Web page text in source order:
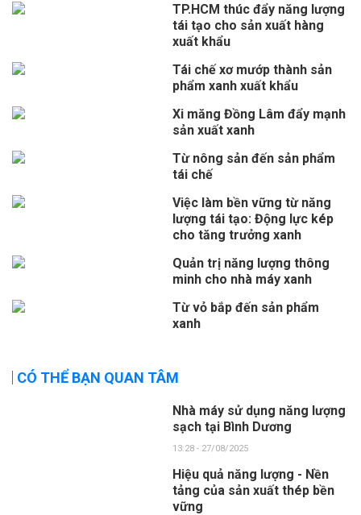
TP.HCM thúc đẩy năng lượng
tái tạo cho sản xuất hàng
xuất khẩu
Tái chế xơ mướp thành sản
phẩm xanh xuất khẩu
Xi măng Đồng Lâm đẩy mạnh
sản xuất xanh
Từ nông sản đến sản phẩm
tái chế
Việc làm bền vững từ năng
lượng tái tạo: Động lực kép
cho tăng trưởng xanh
Quản trị năng lượng thông
minh cho nhà máy xanh
Từ vỏ bắp đến sản phẩm
xanh
CÓ THỂ BẠN QUAN TÂM
Nhà máy sử dụng năng lượng
sạch tại Bình Dương
13:28 - 27/08/2025
Hiệu quả năng lượng - Nền
tảng của sản xuất thép bền
vững